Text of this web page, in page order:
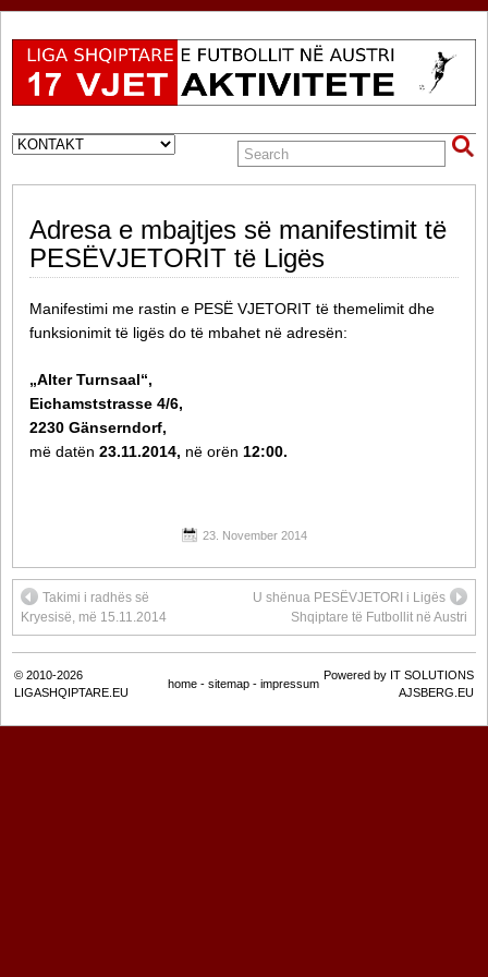
Adresa e mbajtjes së manifestimit të
PESËVJETORIT të Ligës
Manifestimi me rastin e PESË VJETORIT të themelimit dhe
funksionimit të ligës do të mbahet në adresën:
„Alter Turnsaal“,
Eichamststrasse 4/6,
2230 Gänserndorf,
më datën 23.11.2014, në orën 12:00.
23. November 2014
Takimi i radhës së
Kryesisë, më 15.11.2014
U shënua PESËVJETORI i Ligës
Shqiptare të Futbollit në Austri
© 2010-2026
LIGASHQIPTARE.EU
home - sitemap - impressum
Powered by IT SOLUTIONS
AJSBERG.EU